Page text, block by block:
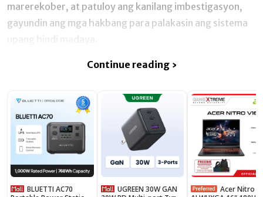
marerekober, at patuloy ang kanilang imbestigasyon,
gayundin ang mga hakbang para palakasin ang sistema
Continue reading ›
BLUETTI AC70
UGREEN 30W GAN
Acer Nitro V16